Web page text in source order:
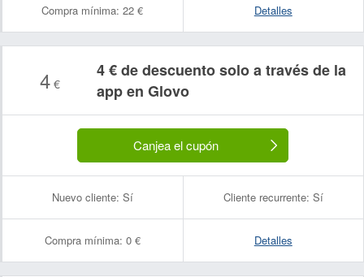
Compra mínima: 22 € Detalles
4 €
4 € de descuento solo a través de la
app en Glovo
Canjea el cupón
Nuevo cliente: Sí Cliente recurrente: Sí
Compra mínima: 0 € Detalles